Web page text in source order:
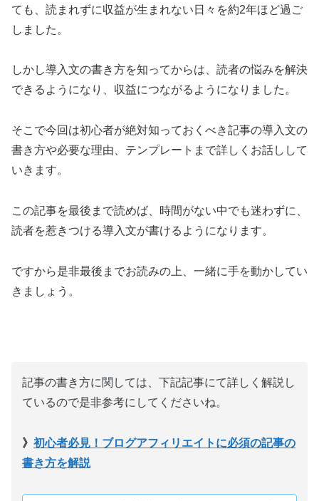
ても、読まれずに収益が生まれない日々を約2年ほど過ご
しました。
しかし導入文の書き方を知ってからは、読者の悩みを解決
できるようになり、収益につながるようになりました。
そこで今回は初心者が絶対知っておくべき記事の導入文の
書き方や必要な理由、テンプレートまで詳しくお話しして
いきます。
この記事を最後まで読めば、時間がない中でも迷わずに、
読者を惹きつける導入文が書けるようになります。
ですから是非最後までお読みの上、一緒に手を動かしてい
きましょう。
記事の書き方に関しては、下記記事にて詳しく解説し
ているので是非参考にしてくださいね。
》 初心者必見！ブログアフィリエイトに必須の記事の
書き方を解説